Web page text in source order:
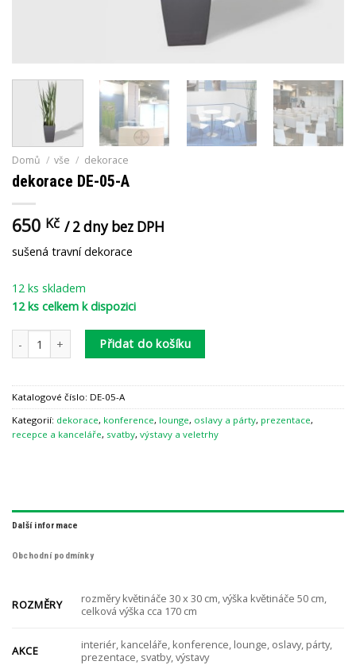
Domů / vše / dekorace
dekorace DE-05-A
650 Kč / 2 dny bez DPH
sušená travní dekorace
12 ks skladem
12 ks celkem k dispozici
dekorace DE-05-A množstvíPřidat do košíku
Katalogové číslo: DE-05-A
Kategorií: dekorace, konference, lounge, oslavy a párty, prezentace,
recepce a kanceláře, svatby, výstavy a veletrhy
Další informace
Obchodní podmínky
ROZMĚRY
rozměry květináče 30 x 30 cm, výška květináče 50 cm,
celková výška cca 170 cm
AKCE
interiér, kanceláře, konference, lounge, oslavy, párty,
prezentace, svatby, výstavy